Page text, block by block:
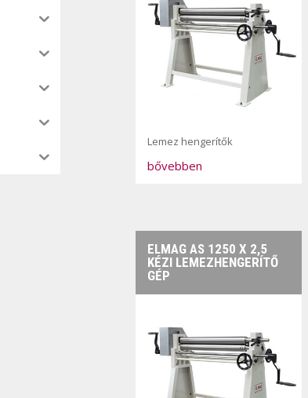
Lemez hengerítők
bővebben
ELMAG AS 1250 X 2,5
KÉZI LEMEZHENGERÍTŐ
GÉP